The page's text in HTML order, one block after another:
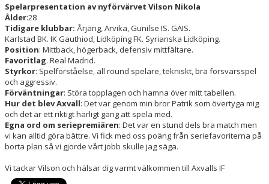
KONTAKT
Spelarpresentation av nyförvärvet Vilson Nikola
Ålder:28
Tidigare klubbar: Årjäng, Arvika, Gunilse IS. GAIS.
Karlstad BK. IK Gauthiod, Lidköping FK. Syrianska Lidköping.
Position: Mittback, högerback, defensiv mittfältare.
Favoritlag. Real Madrid.
Styrkor: Spelförståelse, all round spelare, tekniskt, bra försvarsspel
och aggressiv.
Förväntningar: Störa topplagen och hamna över mitt tabellen.
Hur det blev Axvall: Det var genom min bror Patrik som övertyga mig
och det är ett riktigt härligt gäng att spela med.
Egna ord om seriepremiären: Det var en stund dels bra match men
vi kan alltid göra bättre. Vi fick med oss poäng från seriefavoriterna på
borta plan så vi gjorde vårt jobb skulle jag säga.
Vi tackar Vilson och hälsar dig varmt välkommen till Axvalls IF